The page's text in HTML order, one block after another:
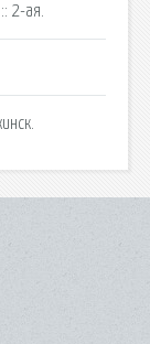
2-ая.